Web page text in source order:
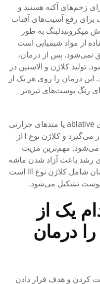
زخم‌های آکنه هستند و
برای رفع آسیب‌های آفتاب
میکرونیدلینگ به طور
از مواد شیمیایی است
نمی‌شود. پس از درمان،
کلاژن و الاستین در
این درمان را روی هر یک از
رنگ پوست‌های تیره‌تر
در سایر درمان‌ها که شامل روش‌های ablative یا متدهای حرارتی
هستند، درمان سیکاتریسی هدف قرار می‌گیرد و کلاژن نوع l از
می‌شود. مهم‌ترین مزیت
رشد باعث آزاد شدن ماشه
جوان سازی می‌شوند. این نوع از درمان شامل کلاژن نوع lll است
پوست تشکیل می‌شود.
یک از
درمان
کردن و هدف قرار دادن